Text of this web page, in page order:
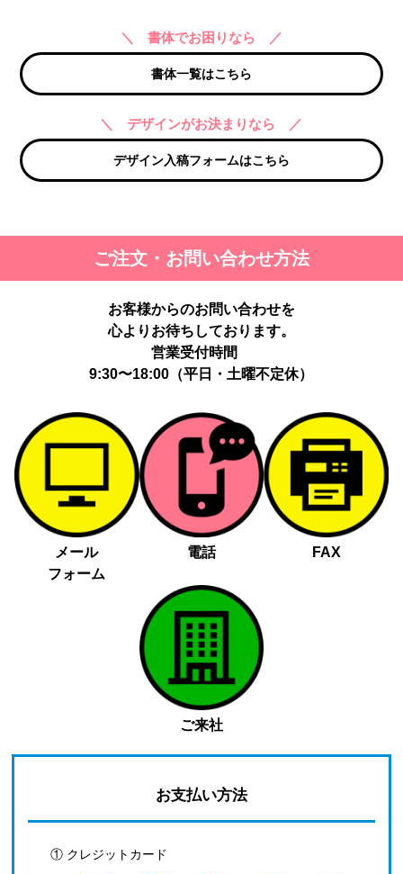
＼ 書体でお困りなら ／
書体一覧はこちら
＼ デザインがお決まりなら ／
デザイン入稿フォームはこちら
ご注文・お問い合わせ方法
お客様からのお問い合わせを
心よりお待ちしております。
営業受付時間
9:30〜18:00（平日・土曜不定休）
メール
フォーム
電話 FAX
ご来社
お支払い方法
① クレジットカード